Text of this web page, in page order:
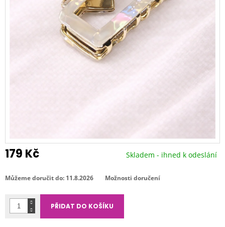
179 Kč
cena:
Skladem - ihned k odeslání
Můžeme doručit do: 11.8.2026 Možnosti doručení
PŘIDAT DO KOŠÍKU